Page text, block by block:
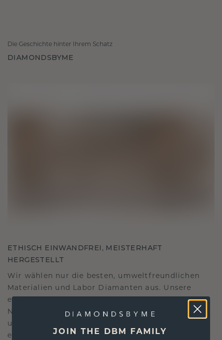
Die Geschichte hinter Ihrem Schatz
DIAMONDSBYME
ETHISCH EINWANDFREI, MEISTERHAFT
HERGESTELLT
Wir wählen nur die besten, umweltfreundlichen
Materialien und Labor Diamanten aus. Unsere
erfahrenen Goldschmiede verbinden
Nachhaltigkeit mit beispielloser Handwerkskunst
und stellen so sicher, dass Ihr Schmuck ebenso
ethisch wie exquisit ist.JOIN THE DBM FAMILY